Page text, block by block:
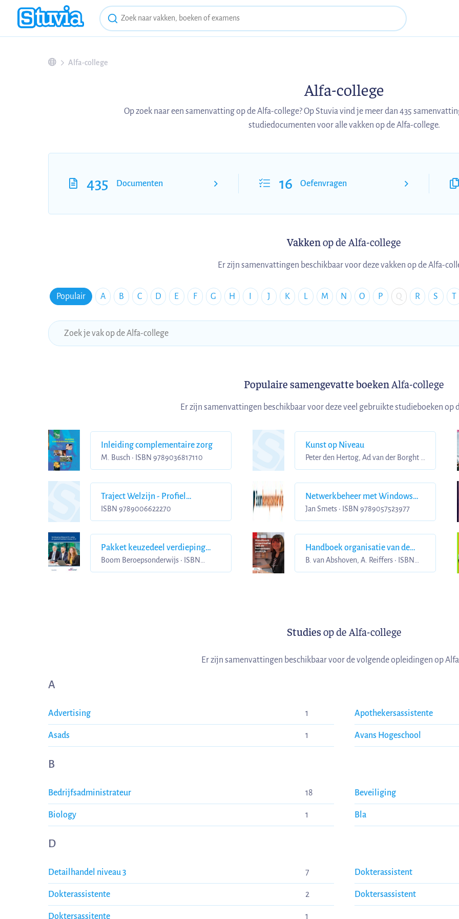
Alfa-college
Alfa-college
Op zoek naar een samenvatting op de Alfa-college? Op Stuvia vind je meer dan 435
studiedocumenten voor alle vakken op de Alfa-college.
435 Documenten 16 Oefenvragen
Vakkenop de Alfa-college
Er zijn samenvattingen beschikbaar voor deze vakken op de Alfa-
Populair A B C D E F G H J K L M N O P Q R S T
Populaire samengevatte boeken Alfa-college
Er zijn samenvattingen beschikbaar voor deze veel gebruikte studieboeken op
Inleiding complementaire zorg
M. Busch • ISBN 9789036817110
Kunst op Niveau
Peter den Hertog, Ad van der Borght •
Traject Welzijn - Profiel
Gespecialiseerd pedagogisch
medewerker niveau 4
ISBN 9789006622270
Netwerkbeheer met Windows
Server 2019 deel 1 Inrichting en
beheer op een LAN
Jan Smets • ISBN 9789057523977
Pakket keuzedeel verdieping
blijvend fit, veilig en gezond
werken niv 3 / 4
Boom Beroepsonderwijs • ISBN
Handboek organisatie van de
huisartsenpraktijk
B. van Abshoven, A. Reiffers • ISBN
Studiesop de Alfa-college
Er zijn samenvattingen beschikbaar voor de volgende opleidingen op
A
Advertising 1 Apothekersassistente
Asads 1 Avans Hogeschool
B
Bedrijfsadministrateur 18 Beveiliging
Biology 1 Bla
D
Detailhandel niveau 3 7 Dokterassistent
Dokterassistente 2 Doktersassistent
Doktersassitente 1